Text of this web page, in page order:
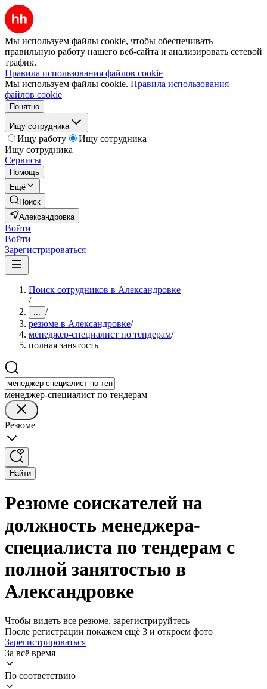
Мы используем файлы cookie, чтобы обеспечивать
правильную работу нашего веб-сайта и анализировать сетевой
трафик.
Правила использования файлов cookie
Мы используем файлы cookie. Правила использования
файлов cookie
Понятно
Ищу сотрудника
Ищу работу
Ищу сотрудника
Ищу сотрудника
Сервисы
Помощь
Ещё
Поиск
Александровка
Войти
Войти
Зарегистрироваться
Поиск сотрудников в Александровке
/
... /
резюме в Александровке/
менеджер-специалист по тендерам/
полная занятость
менеджер-специалист по тендерам
Резюме
Найти
Резюме соискателей на
должность менеджера-
специалиста по тендерам с
полной занятостью в
Александровке
Чтобы видеть все резюме, зарегистрируйтесь
После регистрации покажем ещё 3 и откроем фото
Зарегистрироваться
За всё время
По соответствию